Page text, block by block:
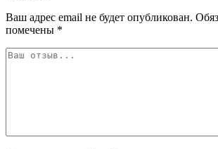
Ваш адрес email не будет опубликован.
помечены *